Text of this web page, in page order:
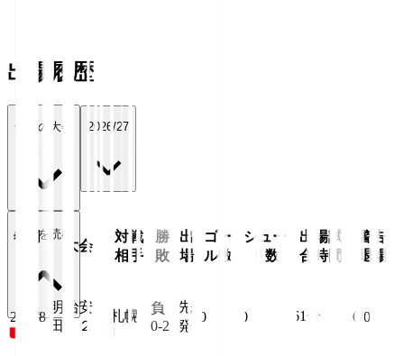
出場履歴
全ての大会 2026/27
年月
大会
対戦
相手
勝
敗
出
場
ゴー
ル数
シュー
ト数
出場試
合時間
警告/
退場
26/8/8
明治安
田Ｊ２
札幌
負
0-2
先
発
0 0 61分 0/0
続きを読む